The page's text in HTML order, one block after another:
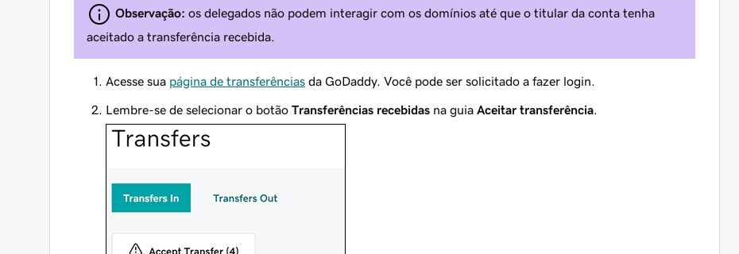
Observação: os delegados não podem interagir com os domínios até que o titular da conta tenha
aceitado a transferência recebida.
Acesse sua página de transferências da GoDaddy. Você pode ser solicitado a fazer login.
Lembre-se de selecionar o botão Transferências recebidas na guia Aceitar transferência